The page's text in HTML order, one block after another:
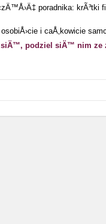
poradnika: krÃ³tki
i caÅ‚kowicie
siÄ™, podziel siÄ™ nim ze